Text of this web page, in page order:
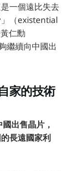
一個遠比失去
（existential
仁勳
繼續向中國出
家的技術
出售晶片，
長遠國家利